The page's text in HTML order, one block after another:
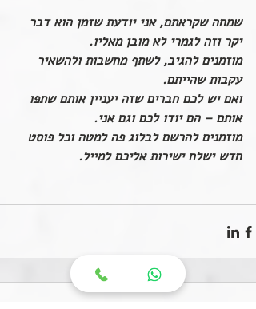
שמחה שקראתם, אני יודעת שזמן הוא דבר
יקר וזה לגמרי לא מובן מאליו.
מוזמנים להגיב, לשתף מחשבות ולהשאיר
עקבות שהייתם.
ואם יש לכם חברים שזה יעניין אותם שתפו
אותם – הם יודו לכם וגם אני.
מוזמנים להרשם לבלוג פה למטה וכל פוסט
חדש ישלח ישירות אליכם למייל.